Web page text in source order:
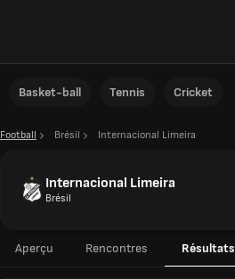
Basket-ball Tennis Cricket
Football Brésil Internacional Limeira
Internacional Limeira
Brésil
Aperçu Rencontres Résultats